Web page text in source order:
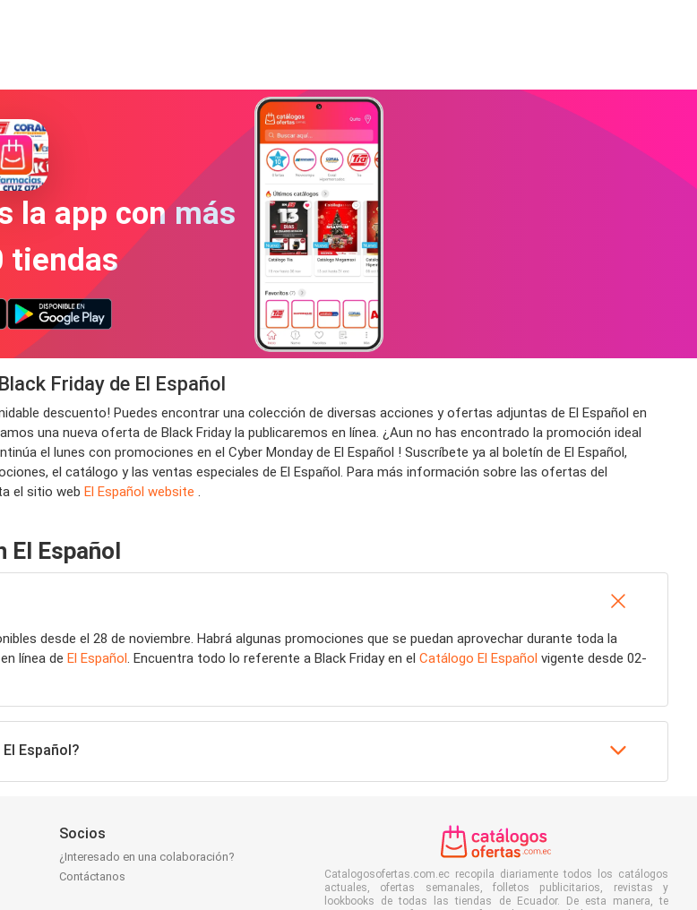
la app con más
tiendas
Friday de El Español
descuento! Puedes encontrar una colección de diversas acciones y ofertas adjuntas de El Español en
una nueva oferta de Black Friday la publicaremos en línea. ¿Aun no has encontrado la promoción ideal
el lunes con promociones en el Cyber Monday de El Español ! Suscríbete ya al boletín de El Español,
el catálogo y las ventas especiales de El Español. Para más información sobre las ofertas del
el sitio web El Español website .
El Español
desde el 28 de noviembre. Habrá algunas promociones que se puedan aprovechar durante toda la
línea de El Español. Encuentra todo lo referente a Black Friday en el Catálogo El Español vigente desde 02-
Español?
Socios
¿Interesado en una colaboración?
Contáctanos
Catalogosofertas.com.ec recopila diariamente todos los catálogos
actuales, ofertas semanales, folletos publicitarios, revistas y
lookbooks de todas las tiendas de Ecuador. De esta manera, te